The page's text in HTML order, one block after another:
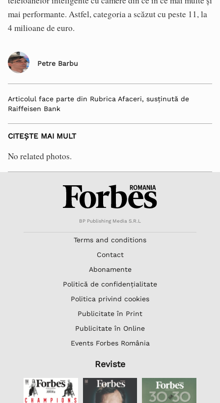
mai performante. Astfel, categoria a scăzut cu peste 11, la
4 milioane de euro.
Petre Barbu
Articolul face parte din Rubrica Afaceri, susținută de
Raiffeisen Bank
CITEȘTE MAI MULT
No related photos.
BP Publishing Media S.R.L
Terms and conditions
Contact
Abonamente
Politică de confidențialitate
Politica privind cookies
Publicitate în Print
Publicitate în Online
Events Forbes România
Reviste